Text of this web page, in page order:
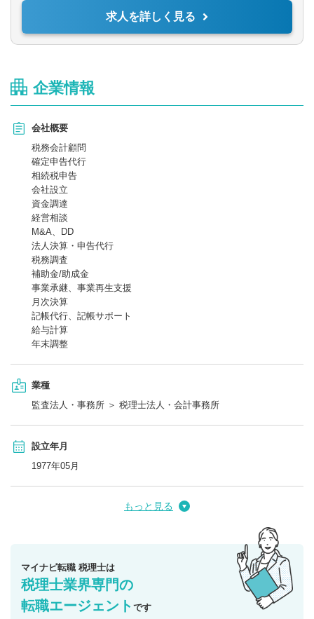
＜コンサルタント業務＞
■月々の経営改善及び金融機関対応等
■事業承継、資産構築、企業再生、IPO支援、M&A等
てどんどん仕事をお任せします
＜補足＞
クライアント規模：売上数千万円～数百億円
担当社数：10～12社程度
クライアント属性は法人がメインとなります。
求人を詳しく見る
企業情報
会社概要
税務会計顧問
確定申告代行
相続税申告
会社設立
資金調達
経営相談
M&A、DD
法人決算・申告代行
税務調査
補助金/助成金
事業承継、事業再生支援
月次決算
記帳代行、記帳サポート
給与計算
年末調整
業種
監査法人・事務所 ＞ 税理士法人・会計事務所
設立年月
1977年05月
もっと見る
マイナビ転職 税理士は
税理士業界専門の
転職エージェント です